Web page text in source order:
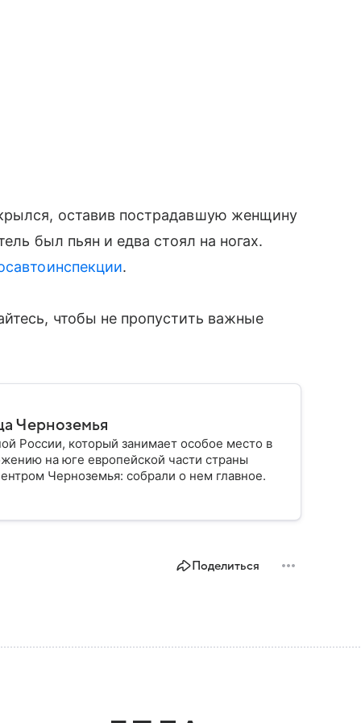
оставив пострадавшую женщину
был пьян и едва стоял на ногах.
.
чтобы не пропустить важные
Черноземья
России, который занимает особое место в
на юге европейской части страны
Черноземья: собрали о нем главное.
Поделиться